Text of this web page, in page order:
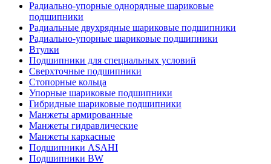
Радиально-упорные однорядные шариковые
подшипники
Радиальные двухрядные шариковые подшипники
Радиально-упорные шариковые подшипники
Втулки
Подшипники для специальных условий
Сверхточные подшипники
Стопорные кольца
Упорные шариковые подшипники
Гибридные шариковые подшипники
Манжеты армированные
Манжеты гидравлические
Манжеты каркасные
Подшипники ASAHI
Подшипники BW